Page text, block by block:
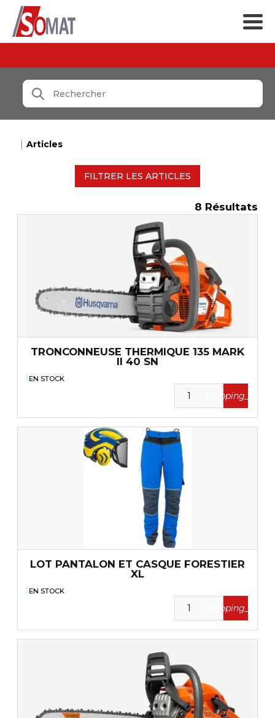
Articles
FILTRER LES ARTICLES
8 Résultats
TRONCONNEUSE THERMIQUE 135 MARK
II 40 SN
EN STOCK
shopping_cart
LOT PANTALON ET CASQUE FORESTIER
XL
EN STOCK
shopping_cart